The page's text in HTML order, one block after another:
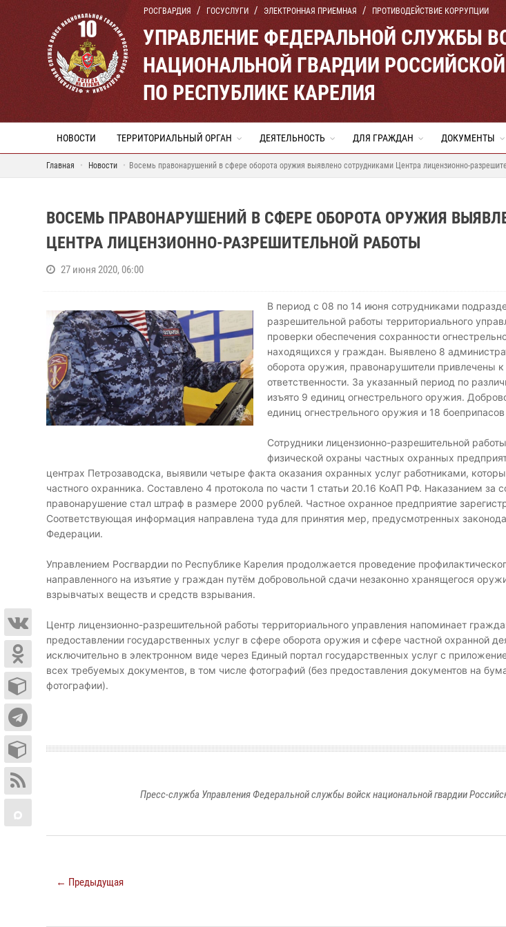
РОСГВАРДИЯ ГОСУСЛУГИ ЭЛЕКТРОННАЯ ПРИЕМНАЯ ПРОТИВОДЕЙСТВИЕ КОРРУПЦИИ
УПРАВЛЕНИЕ ФЕДЕРАЛЬНОЙ СЛУЖБЫ
НАЦИОНАЛЬНОЙ ГВАРДИИ
ПО РЕСПУБЛИКЕ КАРЕЛИЯ
НОВОСТИ ТЕРРИТОРИАЛЬНЫЙ ОРГАН ДЕЯТЕЛЬНОСТЬ ДЛЯ ГРАЖДАН ДОКУМЕНТЫ
Главная Новости Восемь правонарушений в сфере оборота оружия выявлено сотрудниками Центра лицензионно-
ВОСЕМЬ ПРАВОНАРУШЕНИЙ В СФЕРЕ ОБОРОТА ОРУЖИЯ
ЦЕНТРА ЛИЦЕНЗИОННО-РАЗРЕШИТЕЛЬНОЙ РАБОТЫ
27 июня 2020, 06:00
В период с 08 по 14 июня сотрудниками
разрешительной работы территориального
проверки обеспечения сохранности
находящихся у граждан. Выявлено 8
оборота оружия, правонарушители привлечены
ответственности. За указанный период по
изъято 9 единиц огнестрельного оружия.
единиц огнестрельного оружия и 18
Сотрудники лицензионно-разрешительной
физической охраны частных охранных
центрах Петрозаводска, выявили четыре факта оказания охранных услуг работниками,
частного охранника. Составлено 4 протокола по части 1 статьи 20.16 КоАП РФ. Наказанием за
правонарушение стал штраф в размере 2000 рублей. Частное охранное предприятие
Соответствующая информация направлена туда для принятия мер, предусмотренных
Федерации.
Управлением Росгвардии по Республике Карелия продолжается проведение
направленного на изъятие у граждан путём добровольной сдачи незаконно хранящегося
взрывчатых веществ и средств взрывания.
Центр лицензионно-разрешительной работы территориального управления напоминает
предоставлении государственных услуг в сфере оборота оружия и сфере частной охранной
исключительно в электронном виде через Единый портал государственных услуг с
всех требуемых документов, в том числе фотографий (без предоставления документов на
фотографии).
Пресс-служба Управления Федеральной службы войск национальной гвардии
← Предыдущая